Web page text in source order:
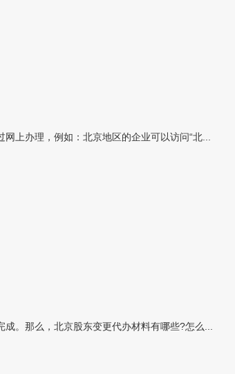
上办理，例如：北京地区的企业可以访问“北...
。那么，北京股东变更代办材料有哪些?怎么...